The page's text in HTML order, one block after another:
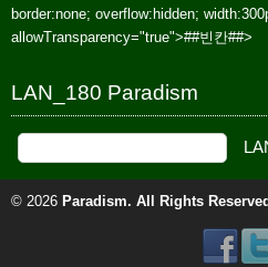
border:none; overflow:hidden;
allowTransparency="true">##빈칸##>
LAN_180 Paradism
© 2026 Paradism. All Rights